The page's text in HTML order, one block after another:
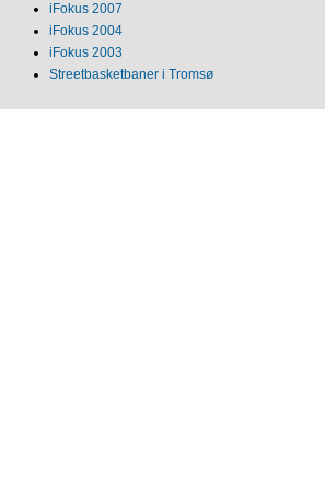
iFokus 2007
iFokus 2004
iFokus 2003
Streetbasketbaner i Tromsø